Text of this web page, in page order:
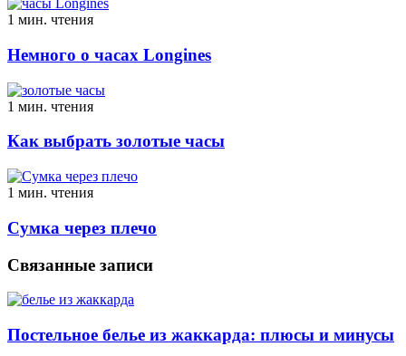
1 мин. чтения
Немного о часах Longines
1 мин. чтения
Как выбрать золотые часы
1 мин. чтения
Сумка через плечо
Связанные записи
Постельное белье из жаккарда: плюсы и минусы